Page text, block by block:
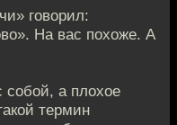
говорил:
На вас похоже. А
собой, а плохое
термин